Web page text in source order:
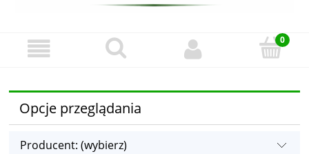
Opcje przeglądania
Producent: (wybierz)